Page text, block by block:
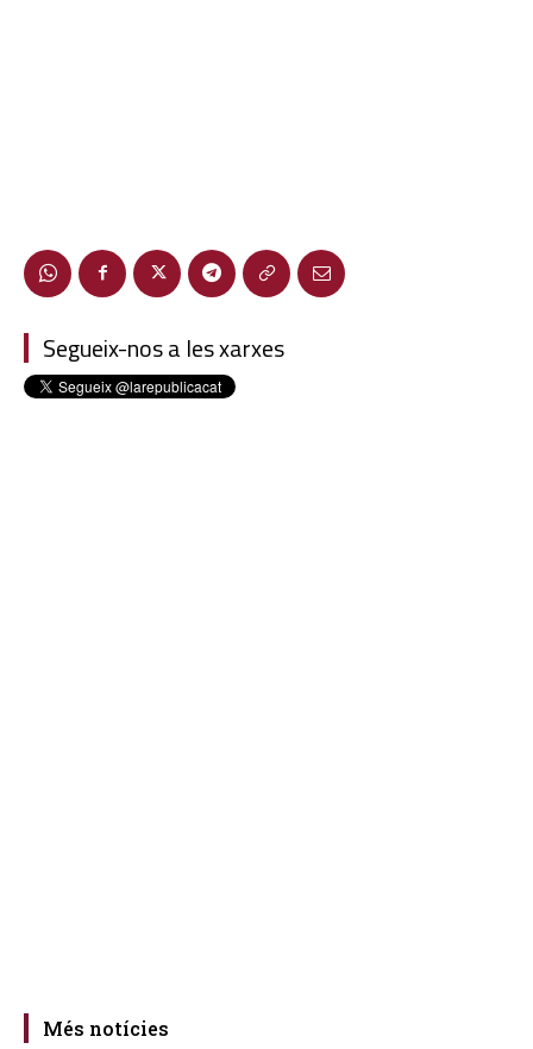
Segueix-nos a les xarxes
Més notícies